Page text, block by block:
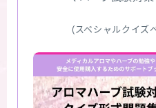
(スペシャルクイズ